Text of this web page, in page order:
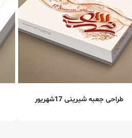
طراحی جعبه شیرینی 17شهریور